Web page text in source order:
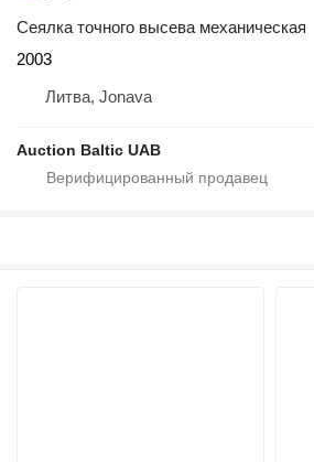
Сеялка точного высева механическая
2003
Литва, Jonava
Auction Baltic UAB